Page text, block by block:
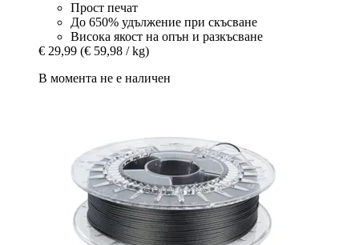
Прост печат
До 650% удължение при скъсване
Висока якост на опън и разкъсване
€ 29,99 (€ 59,98 / kg)
В момента не е наличен